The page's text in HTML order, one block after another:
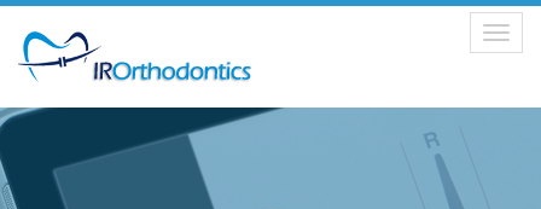
Toggle
navigation